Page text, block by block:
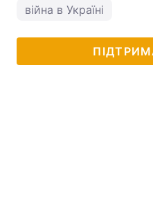
війна в Україні